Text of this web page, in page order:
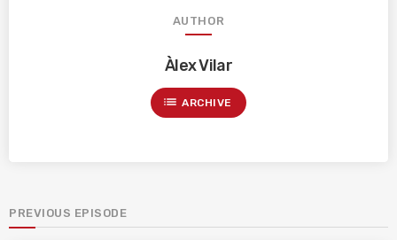
AUTHOR
Àlex Vilar
list ARCHIVE
PREVIOUS EPISODE